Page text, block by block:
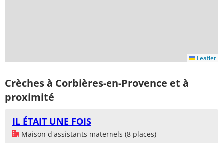
Leaflet
Crèches à Corbières-en-Provence et à
proximité
IL ÉTAIT UNE FOIS
Maison d'assistants maternels (8 places)